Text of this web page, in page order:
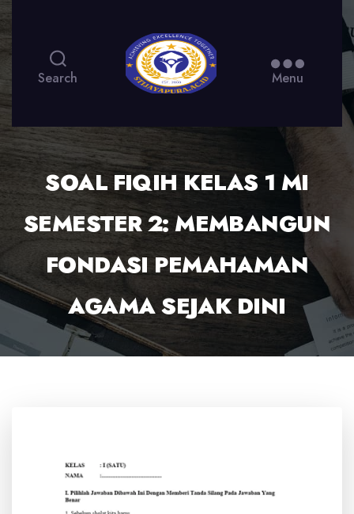
Search Menu
SOAL FIQIH KELAS 1 MI
SEMESTER 2: MEMBANGUN
FONDASI PEMAHAMAN
AGAMA SEJAK DINI